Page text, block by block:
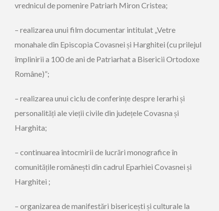
vrednicul de pomenire Patriarh Miron Cristea;
– realizarea unui film documentar intitulat „Vetre
monahale din Episcopia Covasnei și Harghitei (cu prilejul
împlinirii a 100 de ani de Patriarhat a Bisericii Ortodoxe
Române)”;
– realizarea unui ciclu de conferințe despre Ierarhi și
personalități ale vieții civile din județele Covasna și
Harghita;
– continuarea întocmirii de lucrări monografice în
comunitățile românești din cadrul Eparhiei Covasnei și
Harghitei ;
– organizarea de manifestări bisericești și culturale la